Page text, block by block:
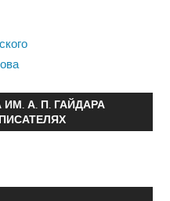
А. П. ГАЙДАРА